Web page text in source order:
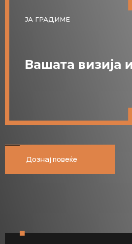
ЈА ГРАДИМЕ
Вашата визија
Дознај повеќе